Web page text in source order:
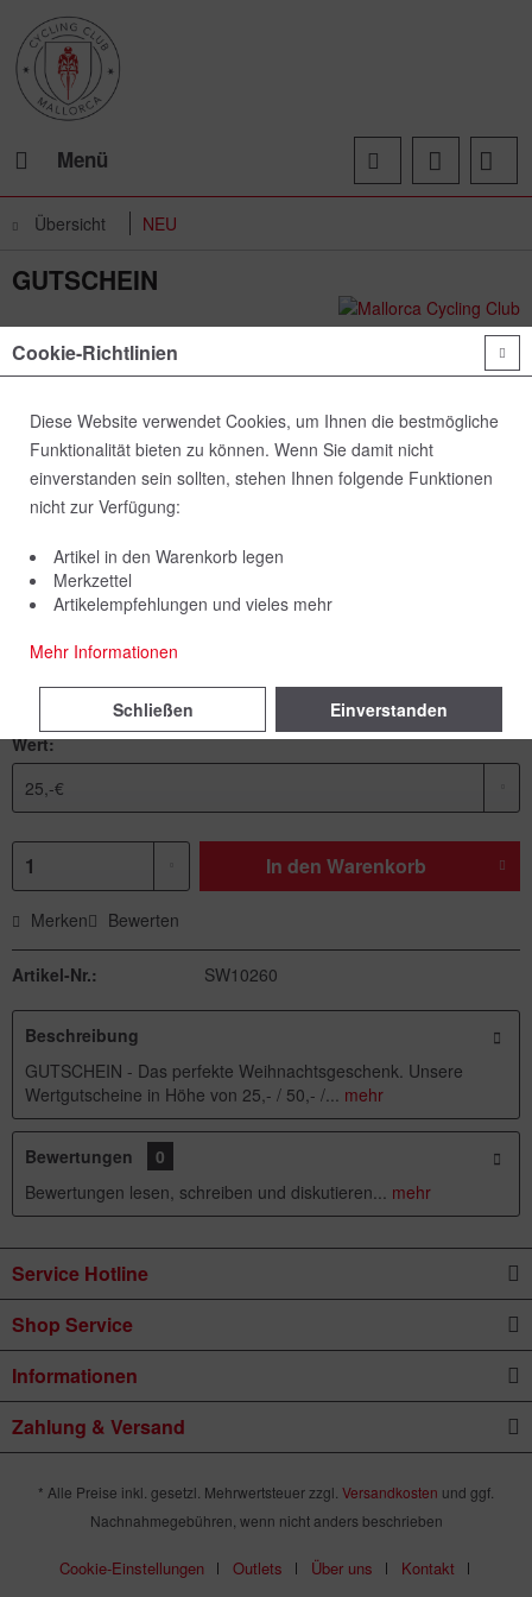
Menü
Übersicht NEU
GUTSCHEIN
25,00 € *
Wert:
In den Warenkorb
Merken Bewerten
Artikel-Nr.: SW10260
Beschreibung
GUTSCHEIN - Das perfekte Weihnachtsgeschenk. Unsere
Wertgutscheine in Höhe von 25,- / 50,- /... mehr
Bewertungen
0
Bewertungen lesen, schreiben und diskutieren... mehr
Service Hotline
Shop Service
Informationen
Zahlung & Versand
* Alle Preise inkl. gesetzl. Mehrwertsteuer zzgl. Versandkosten und ggf.
Nachnahmegebühren, wenn nicht anders beschrieben
Cookie-Einstellungen Outlets Über uns Kontakt
Cookie-Richtlinien
Diese Website verwendet Cookies, um Ihnen die bestmögliche
Funktionalität bieten zu können. Wenn Sie damit nicht
einverstanden sein sollten, stehen Ihnen folgende Funktionen
nicht zur Verfügung:
Artikel in den Warenkorb legen
Merkzettel
Artikelempfehlungen und vieles mehr
Mehr Informationen
Einverstanden
Schließen